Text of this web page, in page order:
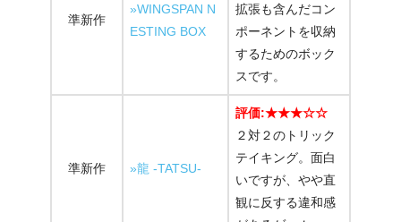
準新作
»WINGSPAN N
ESTING BOX
拡張も含んだコン
ポーネントを収納
するためのボック
スです。
準新作 »龍 -TATSU-
評価:★★★☆☆
２対２のトリック
テイキング。面白
いですが、やや直
観に反する違和感